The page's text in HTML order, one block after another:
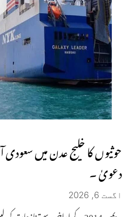
حوثیوں کا خلیج عدن میں سعودی
دعویٰ ۔
اگست 6, 2026